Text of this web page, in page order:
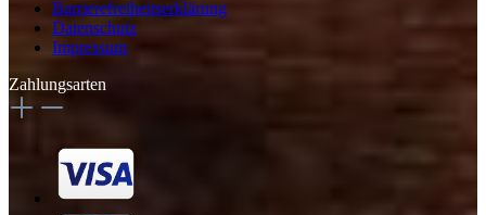
Barrierefreiheitserklärung
Datenschutz
Impressum
Zahlungsarten